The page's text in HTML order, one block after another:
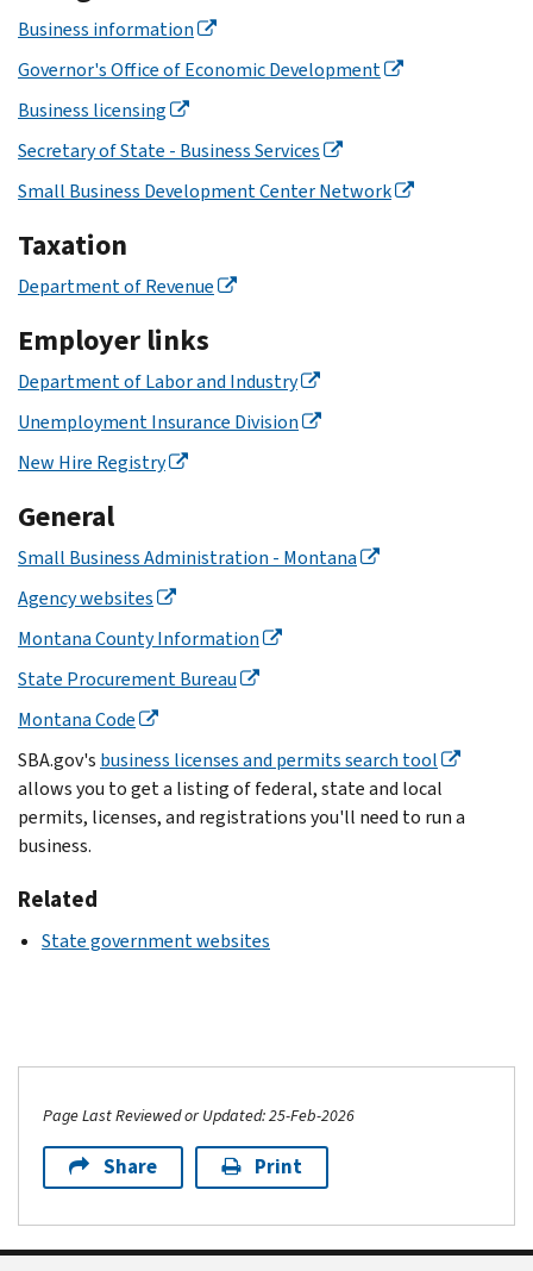
Business information
Governor's Office of Economic Development
Business licensing
Secretary of State - Business Services
Small Business Development Center Network
Taxation
Department of Revenue
Employer links
Department of Labor and Industry
Unemployment Insurance Division
New Hire Registry
General
Small Business Administration - Montana
Agency websites
Montana County Information
State Procurement Bureau
Montana Code
SBA.gov's business licenses and permits search tool
allows you to get a listing of federal, state and local
permits, licenses, and registrations you'll need to run a
business.
Related
State government websites
Page Last Reviewed or Updated: 25-Feb-2026
Share Print